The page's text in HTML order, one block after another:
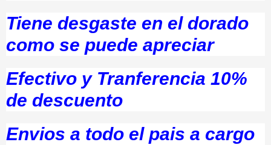
Tiene desgaste en el dorado
como se puede apreciar
Efectivo y Tranferencia 10%
de descuento
Envios a todo el pais a cargo